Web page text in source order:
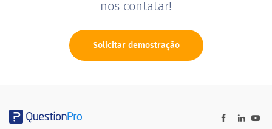
nos contatar!
Solicitar demostração